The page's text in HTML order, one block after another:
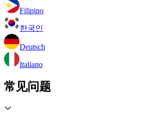
Filipino
한국인
Deutsch
Italiano
常见问题